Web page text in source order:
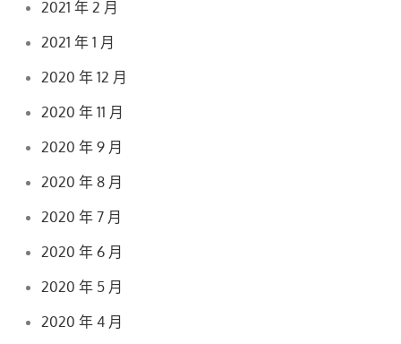
2021 年 2 月
2021 年 1 月
2020 年 12 月
2020 年 11 月
2020 年 9 月
2020 年 8 月
2020 年 7 月
2020 年 6 月
2020 年 5 月
2020 年 4 月